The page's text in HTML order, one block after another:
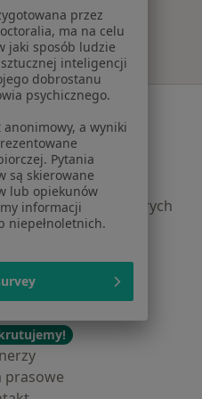
pacjentów
profesjonalistów
których
samodzielnie
prasowe
przez
ma na celu
jaki sposób ludzie
inteligencji
dobrostanu
psychicznego.
anonimowy, a wyniki
Pytania
są skierowane
lub opiekunów
informacji
niepełnoletnich.